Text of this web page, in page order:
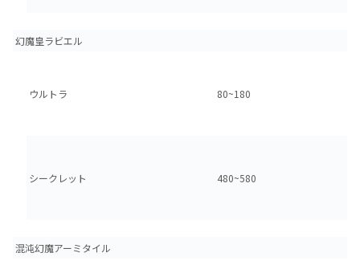
幻魔皇ラビエル
ウルトラ 80~180
シークレット 480~580
混沌幻魔アーミタイル